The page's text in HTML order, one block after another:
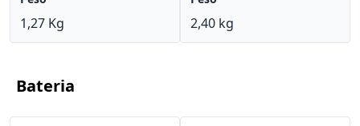
1,27 Kg 2,40 kg
Bateria